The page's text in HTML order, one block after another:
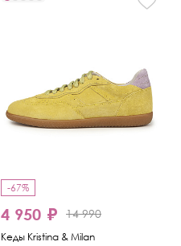
-67%
4 950 ₽ 14 990
Кеды Kristina & Milan